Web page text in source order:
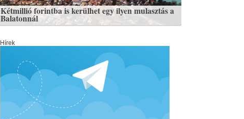
Kétmillió forintba is kerülhet egy ilyen mulasztás a
Balatonnál
Hírek